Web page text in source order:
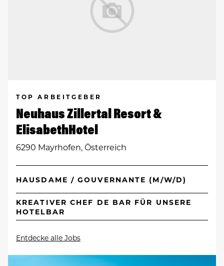
TOP ARBEITGEBER
Neuhaus Zillertal Resort &
ElisabethHotel
6290 Mayrhofen, Österreich
HAUSDAME / GOUVERNANTE (M/W/D)
KREATIVER CHEF DE BAR FÜR UNSERE
HOTELBAR
Entdecke alle Jobs